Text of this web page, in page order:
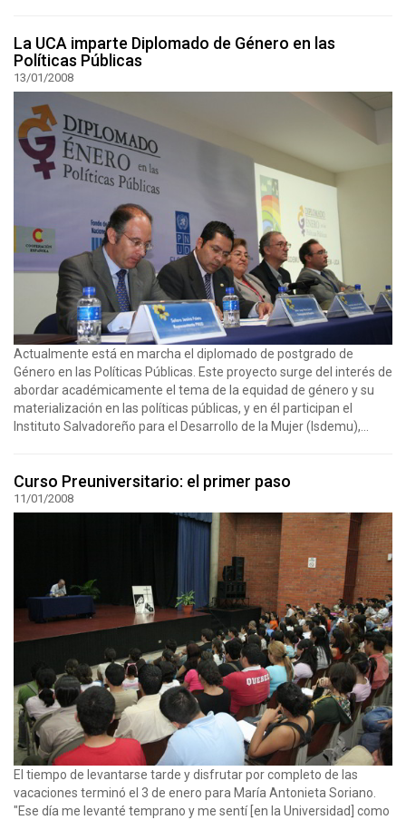
La UCA imparte Diplomado de Género en las
Políticas Públicas
13/01/2008
Actualmente está en marcha el diplomado de postgrado de
Género en las Políticas Públicas. Este proyecto surge del interés de
abordar académicamente el tema de la equidad de género y su
materialización en las políticas públicas, y en él participan el
Instituto Salvadoreño para el Desarrollo de la Mujer (Isdemu),...
Curso Preuniversitario: el primer paso
11/01/2008
El tiempo de levantarse tarde y disfrutar por completo de las
vacaciones terminó el 3 de enero para María Antonieta Soriano.
"Ese día me levanté temprano y me sentí [en la Universidad] como